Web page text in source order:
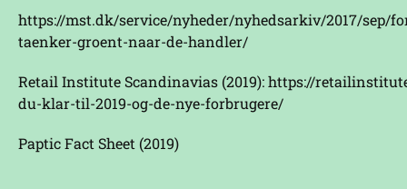
https://mst.dk/service/nyheder/nyhedsarkiv/2017/sep/
taenker-groent-naar-de-handler/
Retail Institute Scandinavias (2019):https://
du-klar-til-2019-og-de-nye-forbrugere/
Paptic Fact Sheet (2019)